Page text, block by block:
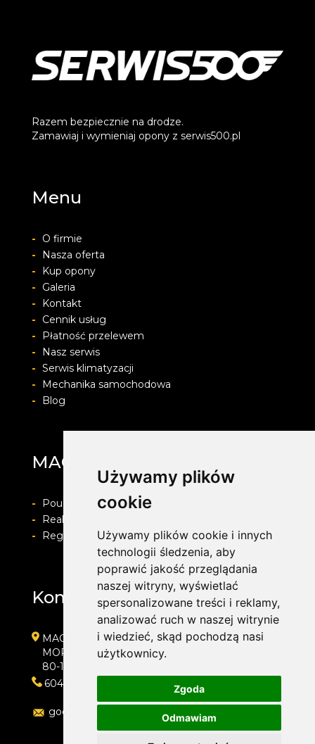
Używamy plików
cookie
Używamy plików cookie i innych
technologii śledzenia, aby
poprawić jakość przeglądania
naszej witryny, wyświetlać
spersonalizowane treści i reklamy,
analizować ruch w naszej witrynie
i wiedzieć, skąd pochodzą nasi
użytkownicy.
Zgoda
Odmawiam
Razem bezpiecznie na drodze.
Zamawiaj i wymieniaj opony z serwis500.pl
Menu
-
O firmie
-
Nasza oferta
-
Kup opony
-
Galeria
-
Kontakt
-
Cennik usług
-
Płatność przelewem
-
Nasz serwis
- Serwis klimatyzacji
-
Mechanika samochodowa
-
Blog
MAG Opony
-
Pouczenie o prawie do odstapienia od umowy
-
Realizacja zamówienia i formy płatności
-
Regulamin i Polityka prywatności
Kontakt
MAG Opony
MORENOWA 6
80-172 GDAŃSK
604889000
goc.artur@gmail.com